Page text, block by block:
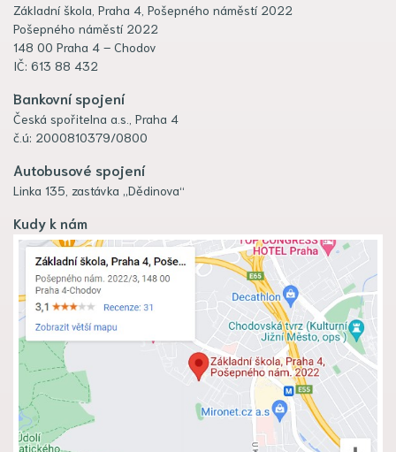
Základní škola, Praha 4, Pošepného náměstí 2022
Pošepného náměstí 2022
148 00 Praha 4 – Chodov
IČ: 613 88 432
Bankovní spojení
Česká spořitelna a.s., Praha 4
č.ú: 2000810379/0800
Autobusové spojení
Linka 135, zastávka „Dědinova“
Kudy k nám